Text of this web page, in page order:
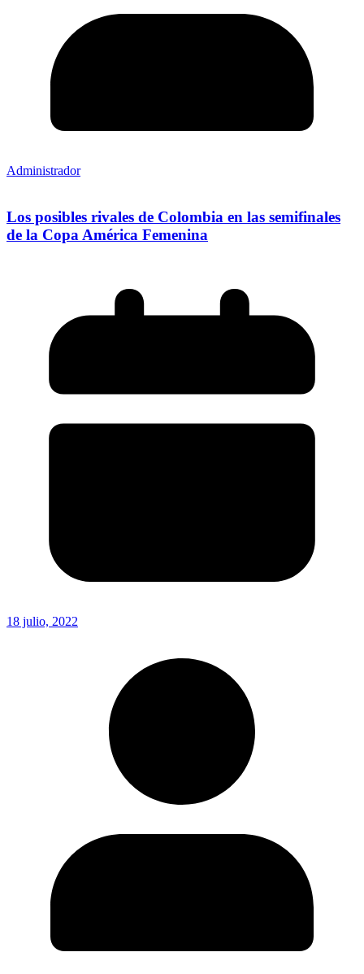
Administrador
Los posibles rivales de Colombia en las semifinales
de la Copa América Femenina
18 julio, 2022